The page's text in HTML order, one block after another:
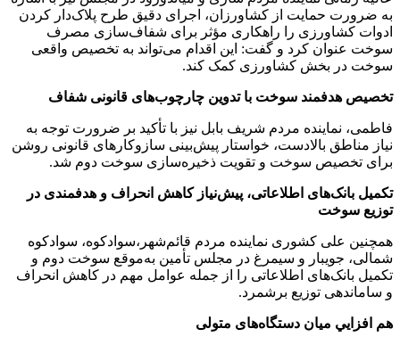
به ضرورت حمایت از کشاورزان، اجرای دقیق طرح پلاک‌دار کردن
ادوات کشاورزی را راهکاری مؤثر برای شفاف‌سازی مصرف
سوخت عنوان کرد و گفت: این اقدام می‌تواند به تخصیص واقعی
سوخت در بخش کشاورزی کمک کند.
تخصیص هدفمند سوخت با تدوین چارچوب‌های قانونی شفاف
فاطمی، نماینده مردم شریف بابل نیز با تأکید بر ضرورت توجه به
نیاز مناطق بالادست، خواستار پیش‌بینی سازوکارهای قانونی روشن
برای تخصیص سوخت و تقویت ذخیره‌سازی سوخت دوم شد.
تکمیل بانک‌های اطلاعاتی، پیش‌نیاز کاهش انحراف و هدفمندی در
توزیع سوخت
همچنین علی کشوری نماینده مردم قائم‌شهر،سوادکوه، سوادکوه
شمالی، جویبار و سیمرغ در مجلس تأمین به‌موقع سوخت دوم و
تکمیل بانک‌های اطلاعاتی را از جمله عوامل مهم در کاهش انحراف
و ساماندهی توزیع برشمرد.
هم افزايي میان دستگاه‌های متولی